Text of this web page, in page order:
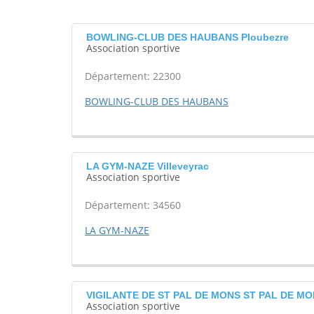
BOWLING-CLUB DES HAUBANS Ploubezre
Association sportive
Département: 22300
BOWLING-CLUB DES HAUBANS
LA GYM-NAZE Villeveyrac
Association sportive
Département: 34560
LA GYM-NAZE
VIGILANTE DE ST PAL DE MONS ST PAL DE
Association sportive